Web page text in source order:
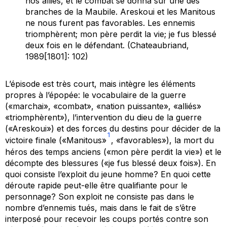
branches de la Maubile. Areskoui et les Manitous
ne nous furent pas favorables. Les ennemis
triomphèrent; mon père perdit la vie; je fus blessé
deux fois en le défendant. (Chateaubriand,
1989[1801]: 102)
L’épisode est très court, mais intègre les éléments
propres à l’épopée: le vocabulaire de la guerre
(«marchai», «combat», «nation puissante», «alliés»
«triomphèrent»), l’intervention du dieu de la guerre
(«Areskoui») et des forces du destins pour décider de la
victoire finale («Manitous»
1
, «favorables»), la mort du
héros des temps anciens («mon père perdit la vie») et le
décompte des blessures («je fus blessé deux fois»). En
quoi consiste l’exploit du jeune homme? En quoi cette
déroute rapide peut-elle être qualifiante pour le
personnage? Son exploit ne consiste pas dans le
nombre d’ennemis tués, mais dans le fait de s’être
interposé pour recevoir les coups portés contre son